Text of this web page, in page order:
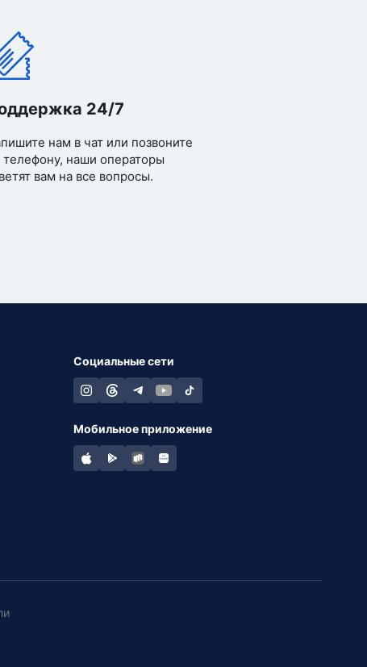
24/7
нам в чат или позвоните
телефону, наши операторы
вам на все вопросы.
Социальные сети
Мобильное приложение